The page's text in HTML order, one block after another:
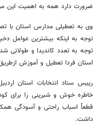
ضرورت دارد همه به اهمیت این
وی به تعطیلی مدارس استان با
توجه به اینکه بیشترین عوامل
توجه به تعدد کاندیدا و طولانی
استان فردا تعطیل و آموزش
رییس ستاد انتخابات استان
خاطره خوش و شیرینی را برای
قطعاً اسباب راحتی و آسودگی
داشت.